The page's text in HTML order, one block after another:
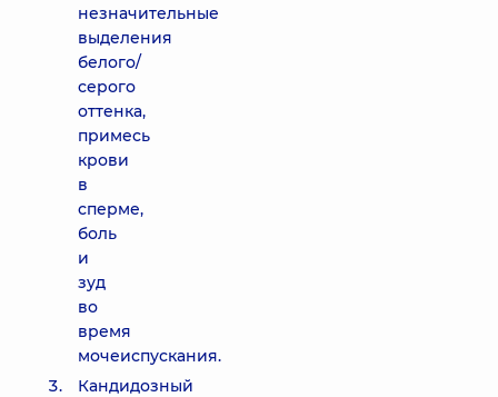
незначительные
выделения
белого/
серого
оттенка,
примесь
крови
в
сперме,
боль
и
зуд
во
время
мочеиспускания.
Кандидозный